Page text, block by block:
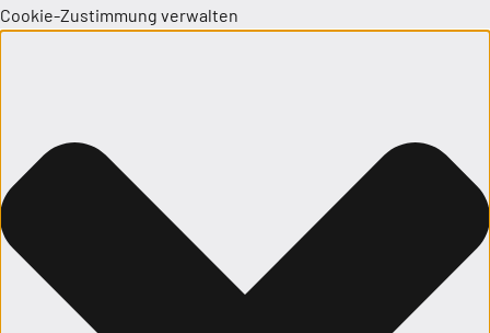
Cookie-Zustimmung verwalten